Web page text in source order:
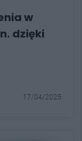
w
dzięki
17/04/2025